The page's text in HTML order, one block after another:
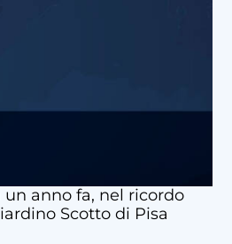
anno fa, nel ricordo
Scotto di Pisa